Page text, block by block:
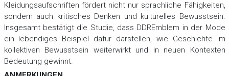
Kleidungsaufschriften fördert nicht nur sprachliche Fähigkeiten,
sondern auch kritisches Denken und kulturelles Bewusstsein.
Insgesamt bestätigt die Studie, dass DDREmblem in der Mode
ein lebendiges Beispiel dafür darstellen, wie Geschichte im
kollektiven Bewusstsein weiterwirkt und in neuen Kontexten
Bedeutung gewinnt.